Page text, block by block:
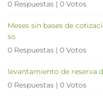
0 Respuestas | 0 Votos
Meses sin bases de
so
0 Respuestas | 0 Votos
levantamiento de reserva
0 Respuestas | 0 Votos